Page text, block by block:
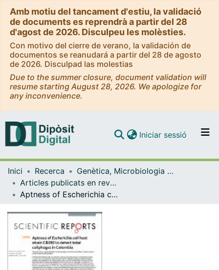
Amb motiu del tancament d'estiu, la validació
de documents es reprendrà a partir del 28
d'agost de 2026. Disculpeu les molèsties.
Con motivo del cierre de verano, la validación de
documentos se reanudará a partir del 28 de agosto
de 2026. Disculpad las molestias
Due to the summer closure, document validation will
resume starting August 28, 2026. We apologize for
any inconvenience.
Navega per tot el DD
Iniciar sessió (current)
Inici Recerca
Genètica, Microbiologia i Estadística
Articles publicats en revistes (Genètica, Microbiologia i Estadística)
Aptness of Escherichia coli host strain CB390 to detect total coliphages in Colombia